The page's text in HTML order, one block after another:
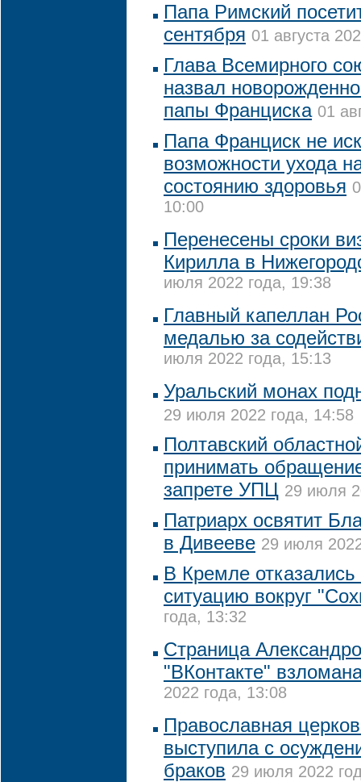
Папа Римский
сентября 01 августа
Глава Всемирного
назвал
папы Франциска 01
Папа Франциск не
возможности ухода
состоянию здоровья
10:00
Перенесены сроки
Кирилла в
июля 2022 года, 19:38
Главный капеллан
медалью за
июля 2022 года, 15:13
Уральский монах
29 июля 2022 года, 14:58
Полтавский
принимать
запрете УПЦ 29 июля
Патриарх освятит
в Дивееве 29 июля
В Кремле
ситуацию вокруг
года, 13:32
Страница
"ВКонтакте"
2022 года, 13:08
Православная
выступила с
браков 29 июля 2022